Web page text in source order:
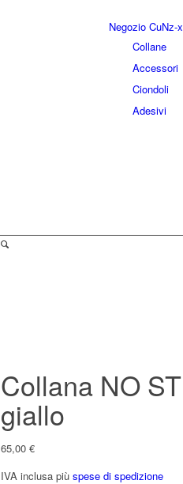
Negozio CuNz-x
Collane
Accessori
Ciondoli
Adesivi
Collana NO
giallo
65,00 €
IVA inclusa più spese di spedizione